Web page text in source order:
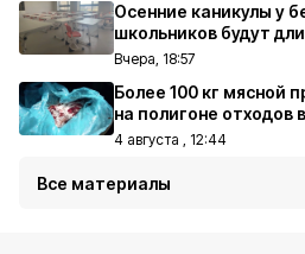
Осенние каникулы у
школьников будут
Вчера, 18:57
Более 100 кг мясной
на полигоне отходов
4 августа , 12:44
Все материалы